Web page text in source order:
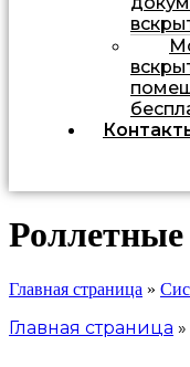
Главная страница »
Главная страница »